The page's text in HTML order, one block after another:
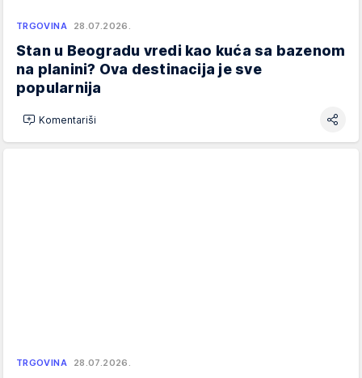
TRGOVINA 28.07.2026.
Stan u Beogradu vredi kao kuća sa bazenom
na planini? Ova destinacija je sve
popularnija
Komentariši
TRGOVINA 28.07.2026.